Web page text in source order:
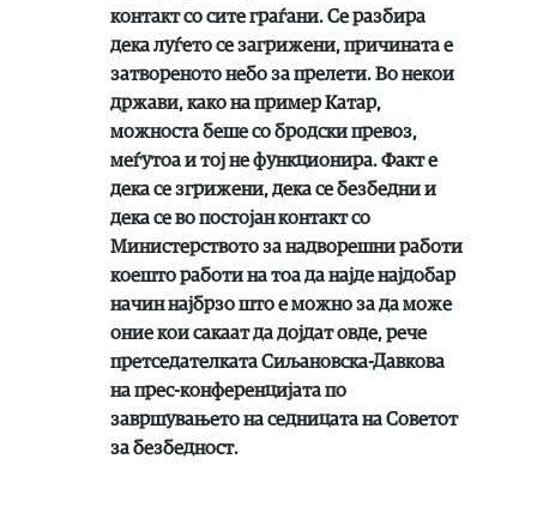
контакт со сите граѓани. Се разбира
дека луѓето се загрижени, причината е
затвореното небо за прелети. Во некои
држави, како на пример Катар,
можноста беше со бродски превоз,
меѓутоа и тој не функционира. Факт е
дека се згрижени, дека се безбедни и
дека се во постојан контакт со
Министерството за надворешни работи
коешто работи на тоа да најде најдобар
начин најбрзо што е можно за да може
оние кои сакаат да дојдат овде, рече
претседателката Сиљановска-Давкова
на прес-конференцијата по
завршувањето на седницата на Советот
за безбедност.